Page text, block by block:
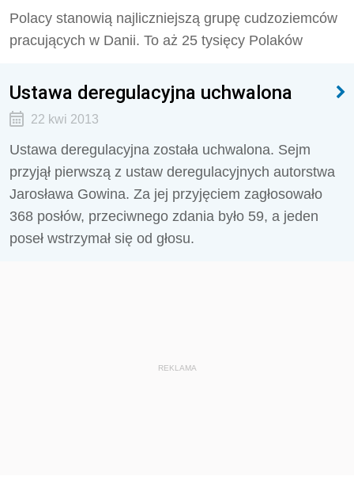
Polacy stanowią najliczniejszą grupę cudzoziemców
pracujących w Danii. To aż 25 tysięcy Polaków
Ustawa deregulacyjna uchwalona
22 kwi 2013
Ustawa deregulacyjna została uchwalona. Sejm
przyjął pierwszą z ustaw deregulacyjnych autorstwa
Jarosława Gowina. Za jej przyjęciem zagłosowało
368 posłów, przeciwnego zdania było 59, a jeden
poseł wstrzymał się od głosu.
REKLAMA